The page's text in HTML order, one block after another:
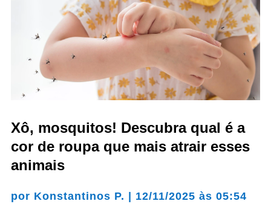
Xô, mosquitos! Descubra qual é a
cor de roupa que mais atrair esses
animais
por Konstantinos P. | 12/11/2025 às 05:54